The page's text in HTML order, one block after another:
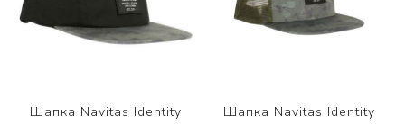
Шапка Navitas Identity
Шапка Navitas Identity